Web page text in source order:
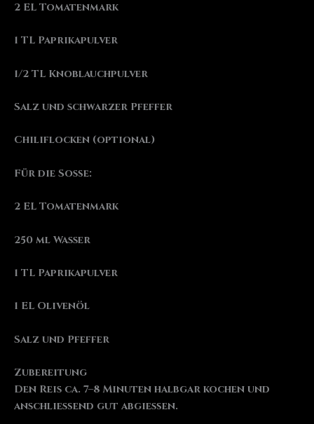
2 EL Tomatenmark
1 TL Paprikapulver
1/2 TL Knoblauchpulver
Salz und schwarzer Pfeffer
Chiliflocken (optional)
Für die Soße:
2 EL Tomatenmark
250 ml Wasser
1 TL Paprikapulver
1 EL Olivenöl
Salz und Pfeffer
Zubereitung
Den Reis ca. 7–8 Minuten halbgar kochen und
anschließend gut abgießen.